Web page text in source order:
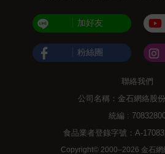
加好友
粉絲團
聯絡我們
公司名稱：金石網絡股
統編 :
食品業者登錄字號：A-
Copyright© 2000–2026 金石網